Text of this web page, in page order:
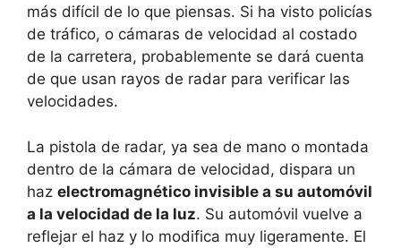
más difícil de lo que piensas. Si ha visto policías
de tráfico, o cámaras de velocidad al costado
de la carretera, probablemente se dará cuenta
de que usan rayos de radar para verificar las
velocidades.
La pistola de radar, ya sea de mano o montada
dentro de la cámara de velocidad, dispara un
haz electromagnético invisible a su automóvil
a la velocidad de la luz. Su automóvil vuelve a
reflejar el haz y lo modifica muy ligeramente. El